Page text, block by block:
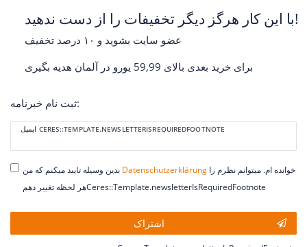
با این کار هرگز دیگر تخفیفات را از دست ندهید!
برای خرید بعدی بالای 59,99 یورو در آلمان هدیه بگیری
ثبت نام خبرنامه:
ایمیل CERES::TEMPLATE.NEWSLETTERISREQUIREDFOOTNOTE
Ceres::Template.newsletterHoneypotLabel
بدین وسیله تایید میکنم که من Daten­schutz­erklärungخوانده ام. میتوانم نظرم را
هر لحظه تغییر دهمCeres::Template.newsletterIsRequiredFootnote
اشتراک